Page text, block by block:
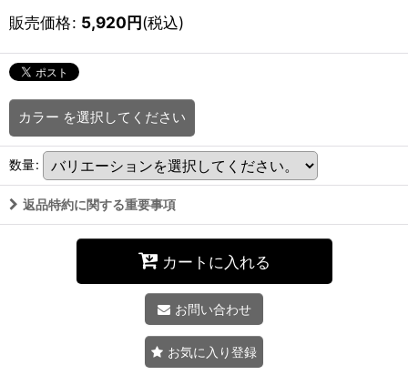
販売価格: 5,920円(税込)
カラー を選択してください
数量:
返品特約に関する重要事項
カートに入れる
お問い合わせ
お気に入り登録